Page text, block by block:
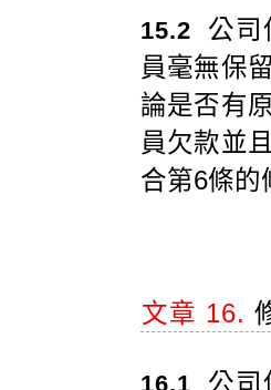
15.2 公司
員毫無保
論是否有
員欠款並
合第6條的
文章 16.
16.1 公司